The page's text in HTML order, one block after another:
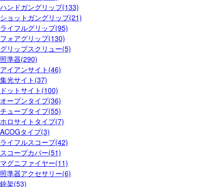
ハンドガングリップ(133)
ショットガングリップ(21)
ライフルグリップ(95)
フォアグリップ(130)
グリップスクリュー(5)
照準器(290)
アイアンサイト(46)
集光サイト(37)
ドットサイト(100)
オープンタイプ(36)
チューブタイプ(55)
ホロサイトタイプ(7)
ACOGタイプ(3)
ライフルスコープ(42)
スコープカバー(51)
マグニファイヤー(11)
照準器アクセサリー(6)
銃架(53)